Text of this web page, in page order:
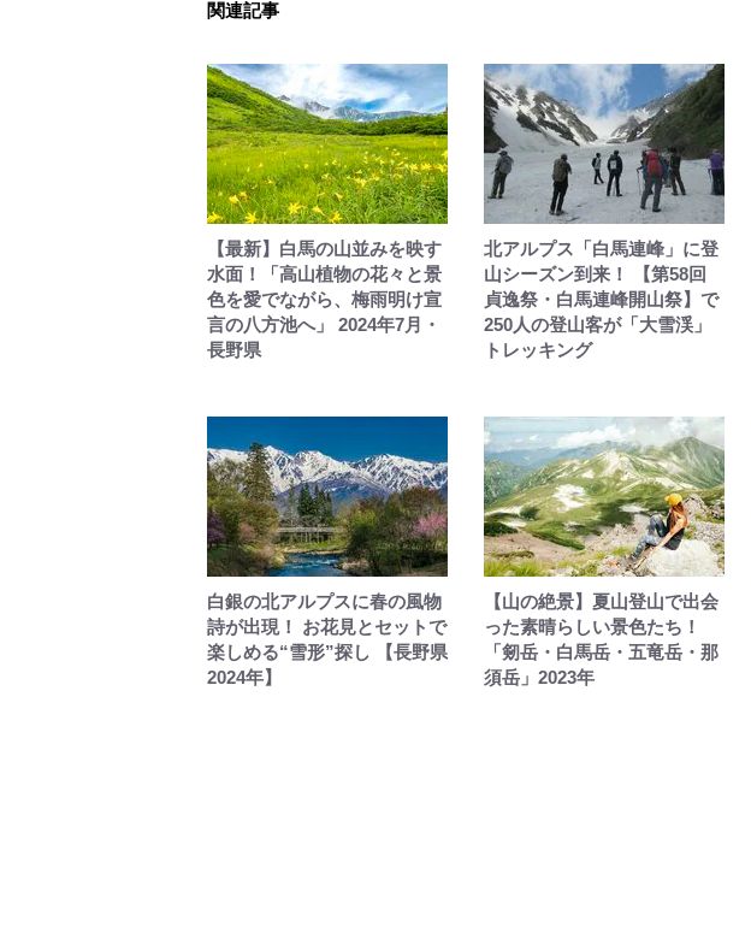
関連記事
【最新】白馬の山並みを映す
水面！「高山植物の花々と景
色を愛でながら、梅雨明け宣
言の八方池へ」 2024年7月・
長野県
北アルプス「白馬連峰」に登
山シーズン到来！ 【第58回
貞逸祭・白馬連峰開山祭】で
250人の登山客が「大雪渓」
トレッキング
白銀の北アルプスに春の風物
詩が出現！ お花見とセットで
楽しめる“雪形”探し 【長野県
2024年】
【山の絶景】夏山登山で出会
った素晴らしい景色たち！
「剱岳・白馬岳・五竜岳・那
須岳」2023年